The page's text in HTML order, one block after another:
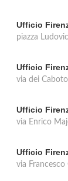
Ufficio
piazza
Ufficio
via dei
Ufficio
via Enrico
Ufficio
via Francesco